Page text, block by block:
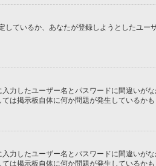
しているか、あなたが登録しようとしたユ
力したユーザー名とパスワードに間違い
は掲示板自体に何か問題が発生しているか
力したユーザー名とパスワードに間違い
は掲示板自体に何か問題が発生しているか